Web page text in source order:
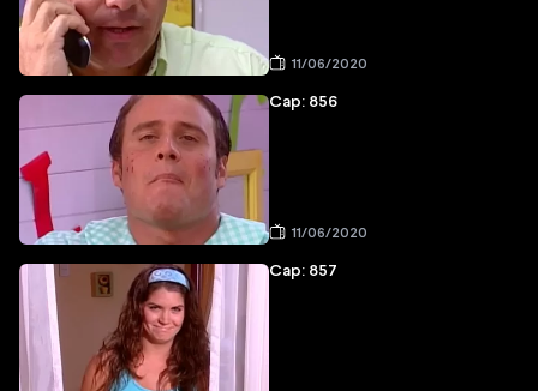
11/06/2020
Cap: 856
11/06/2020
Cap: 857